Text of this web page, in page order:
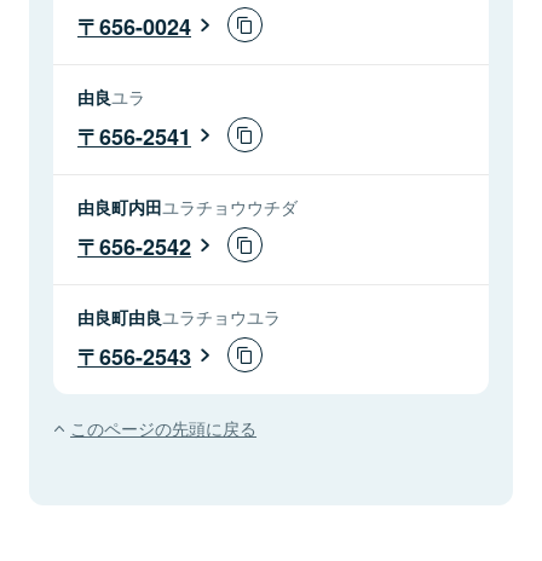
656-0024
由良ユラ
656-2541
由良町内田ユラチョウウチダ
656-2542
由良町由良ユラチョウユラ
656-2543
このページの先頭に戻る